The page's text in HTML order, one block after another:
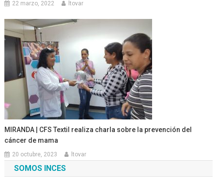
22 marzo, 2022 ltovar
MIRANDA | CFS Textil realiza charla sobre la prevención del
cáncer de mama
20 octubre, 2023 ltovar
SOMOS INCES